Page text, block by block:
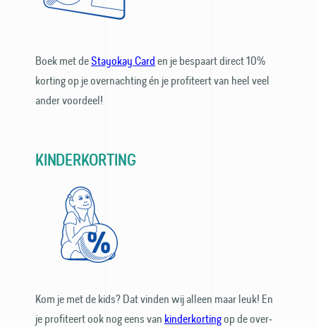
Boek met deStayokay Carden je bespaart direct 10%
korting op je overnachting én je profiteert van heel veel
ander voordeel!
KINDERKORTING
Kom je met de kids? Dat vinden wij alleen maar leuk! En
je profiteert ook nog eens van kinder­kortingop de over­